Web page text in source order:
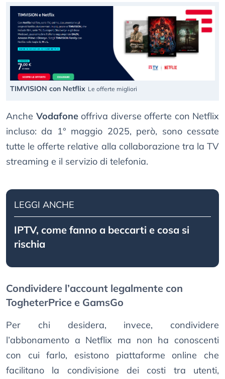
TIMVISION con Netflix Le offerte migliori
Anche Vodafoneoffriva diverse offerte con Netflix
incluso: da 1° maggio 2025, però, sono cessate
tutte le offerte relative alla collaborazione tra la TV
streaming e il servizio di telefonia.
LEGGI ANCHE
IPTV, come fanno a beccarti e cosa si
rischia
Condividere l’account legalmente con
TogheterPrice e GamsGo
Per chi desidera, invece, condividere
l’abbonamento a Netflix ma non ha conoscenti
con cui farlo, esistono piattaforme online che
facilitano la condivisione dei costi tra utenti,